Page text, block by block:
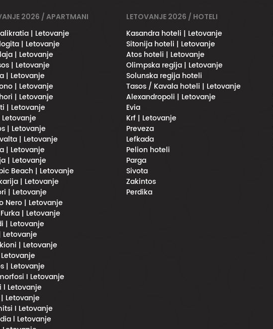
2026 / APARTMANI
| Letovanje
| Letovanje
| Letovanje
| Letovanje
| Letovanje
| Letovanje
| Letovanje
| Letovanje
Letovanje
| Letovanje
| Letovanje
| Letovanje
| Letovanje
Beach | Letovanje
| Letovanje
| Letovanje
Nero | Letovanje
| Letovanje
| Letovanje
Letovanje
| Letovanje
| Letovanje
I Letovanje
l Letovanje
Letovanje
I Letovanje
l Letovanje
LETOVANJE 2026 / HOTELI
Kasandra hoteli | Letovanje
Sitonija hoteli | Letovanje
Atos hoteli | Letovanje
Olimpska regija | Letovanje
Solunska regija hoteli
Tasos / Kavala hoteli | Letovanje
Alexandropoli | Letovanje
Evia
Krf | Letovanje
Preveza
Lefkada
Pelion hoteli
Parga
Sivota
Zakintos
Perdika